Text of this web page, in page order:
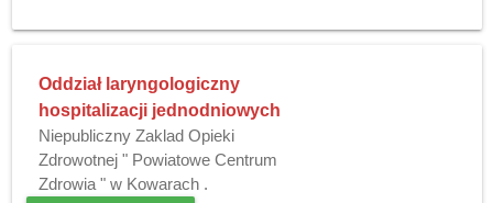
Oddział laryngologiczny
hospitalizacji jednodniowych
Niepubliczny Zaklad Opieki
Zdrowotnej " Powiatowe Centrum
Zdrowia " w Kowarach .